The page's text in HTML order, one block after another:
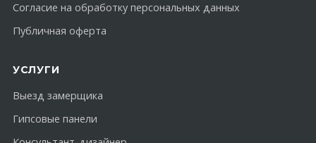
Согласие на обработку персональных данных
Публичная оферта
УСЛУГИ
Выезд замерщика
Гипсовые панели